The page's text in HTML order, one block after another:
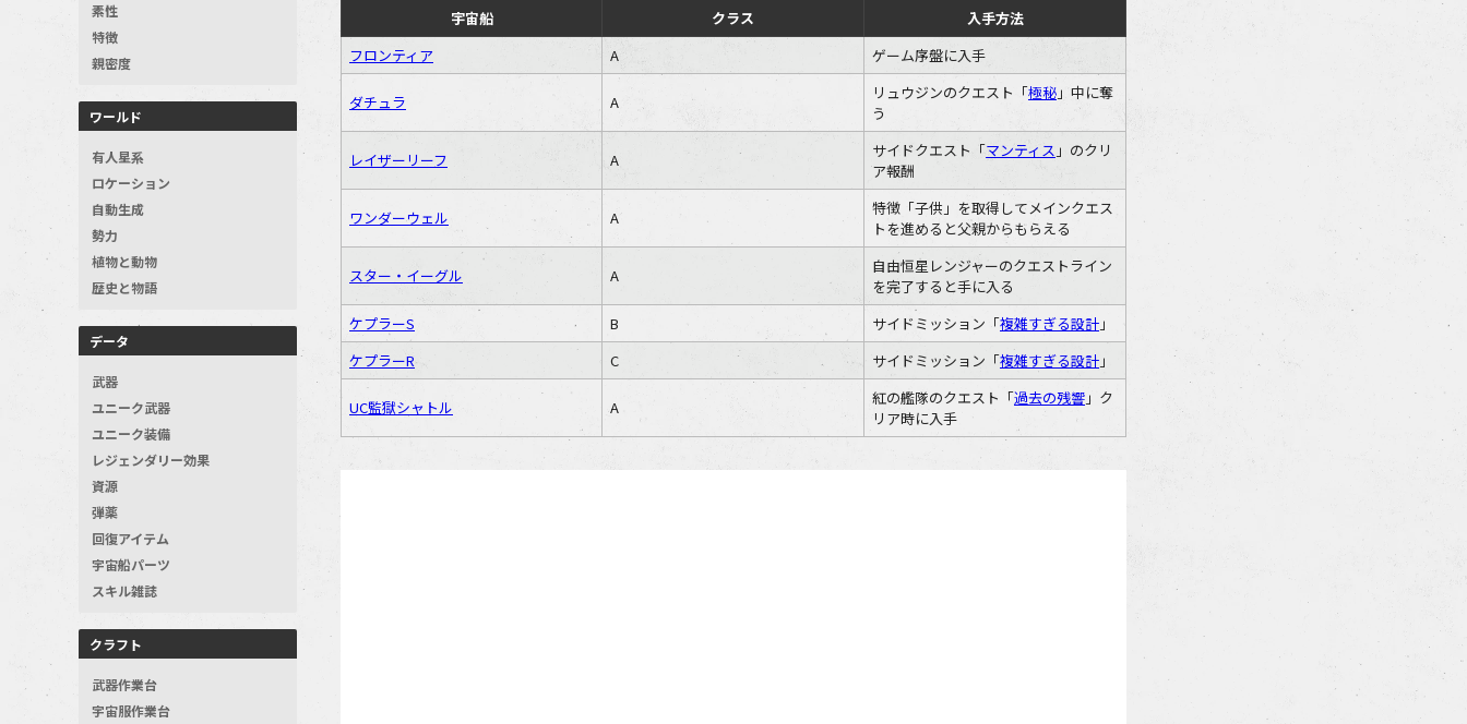
素性
特徴
親密度
ワールド
有人星系
ロケーション
自動生成
勢力
植物と動物
歴史と物語
データ
武器
ユニーク武器
ユニーク装備
レジェンダリー効果
資源
弾薬
回復アイテム
宇宙船パーツ
スキル雑誌
クラフト
武器作業台
宇宙服作業台
宇宙船 クラス
入手方法
フロンティア
A ゲーム序盤に入手
ダチュラ A リュウジンのクエスト「極秘 」中に奪
う
レイザーリーフ A サイドクエスト「マンティス 」のクリ
ア報酬
ワンダーウェル A
特徴「子供」を取得してメインクエス
トを進めると父親からもらえる
スター・イーグル A
自由恒星レンジャーのクエストライン
を完了すると手に入る
ケプラーS
B サイドミッション「複雑すぎる設計 」
ケプラーR
C サイドミッション「複雑すぎる設計 」
UC監獄シャトル A 紅の艦隊のクエスト「過去の残響 」ク
リア時に入手